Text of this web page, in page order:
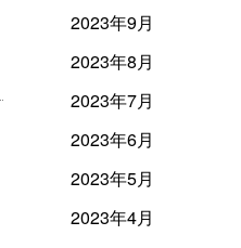
2023年9月
2023年8月
2023年7月
2023年6月
2023年5月
2023年4月